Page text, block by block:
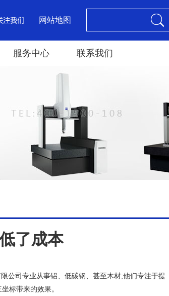
网站地图
服务中心 联系我们
了成本
公司专业从事铝、低碳钢、甚至木材;他们专注于提
坐标带来的效果。